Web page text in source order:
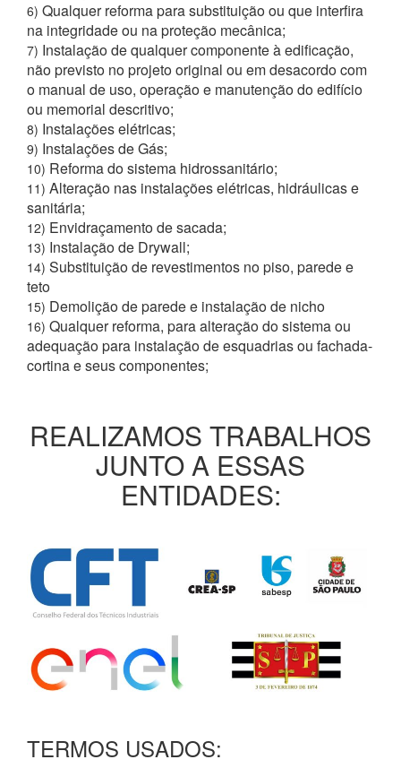
6) Qualquer reforma para substituição ou que interfira
na integridade ou na proteção mecânica;
7) Instalação de qualquer componente à edificação,
não previsto no projeto original ou em desacordo com
o manual de uso, operação e manutenção do edifício
ou memorial descritivo;
8) Instalações elétricas;
9) Instalações de Gás;
10) Reforma do sistema hidrossanitário;
11) Alteração nas instalações elétricas, hidráulicas e
sanitária;
12) Envidraçamento de sacada;
13) Instalação de Drywall;
14) Substituição de revestimentos no piso, parede e
teto
15) Demolição de parede e instalação de nicho
16) Qualquer reforma, para alteração do sistema ou
adequação para instalação de esquadrias ou fachada-
cortina e seus componentes;
REALIZAMOS TRABALHOS
JUNTO A ESSAS
ENTIDADES:
TERMOS USADOS: